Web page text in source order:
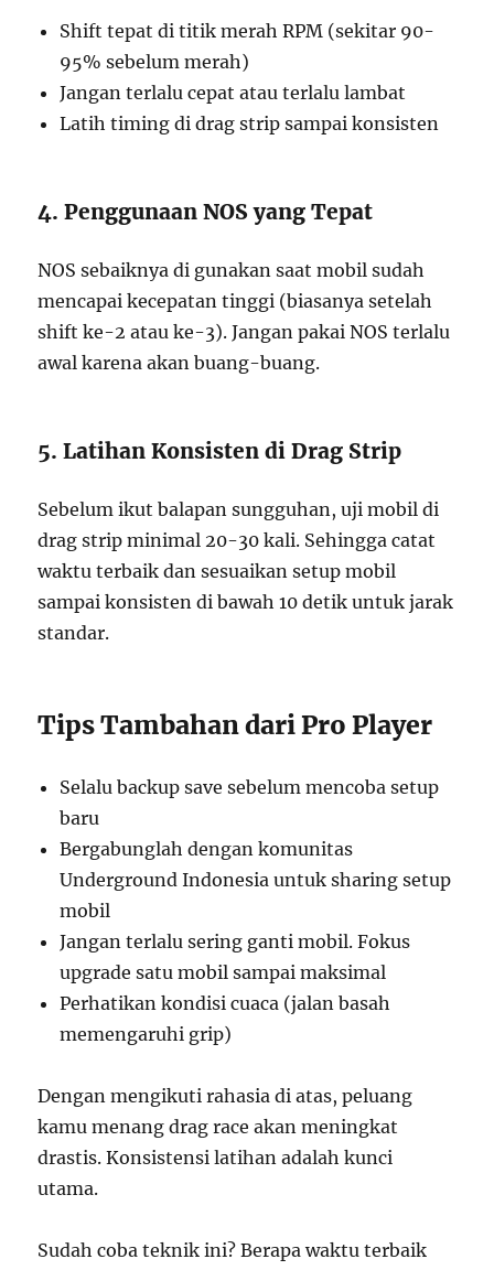
Shift tepat di titik merah RPM (sekitar 90-
95% sebelum merah)
Jangan terlalu cepat atau terlalu lambat
Latih timing di drag strip sampai konsisten
4. Penggunaan NOS yang Tepat
NOS sebaiknya di gunakan saat mobil sudah
mencapai kecepatan tinggi (biasanya setelah
shift ke-2 atau ke-3). Jangan pakai NOS terlalu
awal karena akan buang-buang.
5. Latihan Konsisten di Drag Strip
Sebelum ikut balapan sungguhan, uji mobil di
drag strip minimal 20-30 kali. Sehingga catat
waktu terbaik dan sesuaikan setup mobil
sampai konsisten di bawah 10 detik untuk jarak
standar.
Tips Tambahan dari Pro Player
Selalu backup save sebelum mencoba setup
baru
Bergabunglah dengan komunitas
Underground Indonesia untuk sharing setup
mobil
Jangan terlalu sering ganti mobil. Fokus
upgrade satu mobil sampai maksimal
Perhatikan kondisi cuaca (jalan basah
memengaruhi grip)
Dengan mengikuti rahasia di atas, peluang
kamu menang drag race akan meningkat
drastis. Konsistensi latihan adalah kunci
utama.
Sudah coba teknik ini? Berapa waktu terbaik